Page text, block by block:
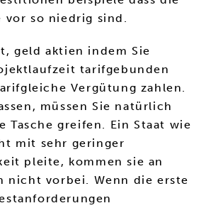
vor so niedrig sind.
geld aktien indem Sie
tarifgebunden
Vergütung zahlen.
müssen Sie natürlich
greifen. Ein Staat wie
mit sehr geringer
pleite, kommen sie an
nicht vorbei. Wenn die erste